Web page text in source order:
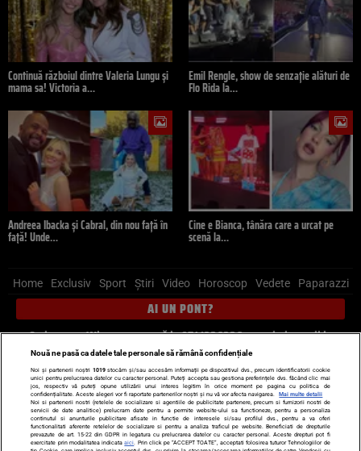
Continuă războiul dintre Valeria Lungu și
mama sa! Victoria a…
Emil Rengle, show de senzație alături de
Flo Rida la…
Andreea Ibacka și Cabral, din nou față în
față! Unde…
Cine e Bianca, tânăra care a urcat pe
scenă la…
Home Exclusiv Sport Știri Video Horoscop Vedete Paparazzi
AI UN PONT?
Scrie-ne pe Whatsapp, sună la 0741226226 sau trimite mail la
pont@cancan.ro
Știri interne Știri externe
Politică
Ultimele stiri
Diete Insula Iubirii Dictionar de vise
LIFE STYLE
Horoscop
Nouă ne pasă ca datele tale personale să rămână confidențiale
Noi și partenerii noștri 1019stocăm și/sau accesăm informații pe dispozitivul dvs., precum identificatorii cookie
unici pentru prelucrarea datelor cu caracter personal. Puteți accepta sau gestiona preferințele dvs. făcând clic mai
jos, respectiv vă puteți opune utilizării unui interes legitim în orice moment pe pagina cu politica de
confidențialitate. Aceste alegeri vor fi raportate partenerilor noștri și nu vă vor afecta navigarea.
Mai multe detalii
Noi si partenerii nostri (retelele de socializare si agentiile de publicitate partenere, precum si furnizorii nostri de
servicii de date analitice) prelucram date pentru a permite website-ului sa functioneze, pentru a personaliza
continutul si anunturile publicitare afisate in functie de interesele si/sau profilul dvs., pentru a va oferi
functionalitati aferente retelelor de socializare si pentru a analiza traficul pe website. Beneficiati de drepturile
prevazute de art. 15-22 din GDPR in legatura cu prelucrarea datelor cu caracter personal. Aceste drepturi pot fi
exercitate prin modalitatea indicataaici . Prin click pe “ACCEPT TOATE”, acceptati folosirea tuturor Tehnologiilor de